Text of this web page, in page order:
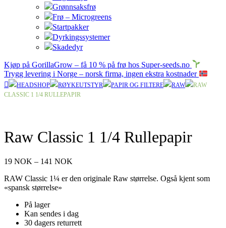
Grønnsaksfrø
Frø – Microgreens
Startpakker
Dyrkingssystemer
Skadedyr
Kjøp på GorillaGrow – få 10 % på frø hos Super-seeds.no
Trygg levering i Norge – norsk firma, ingen ekstra kostnader
HEADSHOP RØYKEUTSTYR PAPIR OG FILTERE RAW
RAW
CLASSIC 1 1/4 RULLEPAPIR
Raw Classic 1 1/4 Rullepapir
19 NOK – 141 NOK
til
RAW Classic 1¼ er den originale Raw størrelse. Også kjent som
«spansk størrelse»
På lager
Kan sendes i dag
30 dagers returrett